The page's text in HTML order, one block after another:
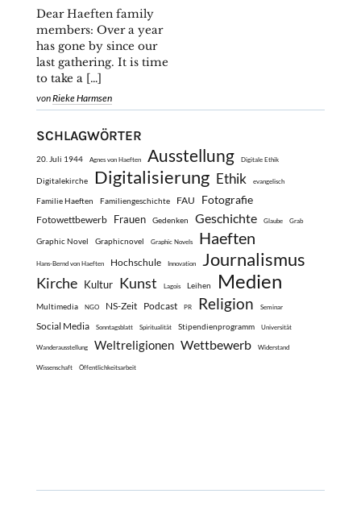
Dear Haeften family
members: Over a year
has gone by since our
last gathering. It is time
to take a […]
vonRieke Harmsen
SCHLAGWÖRTER
20. Juli 1944 Agnes von Haeften Ausstellung Digitale Ethik
Digitalekirche Digitalisierung Ethik evangelisch
Familie Haeften Familiengeschichte FAU Fotografie
Fotowettbewerb Frauen Gedenken Geschichte Glaube Grab
Graphic Novel Graphicnovel Graphic Novels Haeften
Hans-Bernd von Haeften Hochschule Innovation Journalismus
Kirche Kultur Kunst Lagois Leihen Medien
Multimedia NGO NS-Zeit Podcast PR Religion Seminar
Social Media Sonntagsblatt Spiritualität Stipendienprogramm Universität
Wanderausstellung Weltreligionen Wettbewerb Widerstand
Wissenschaft Öffentlichkeitsarbeit